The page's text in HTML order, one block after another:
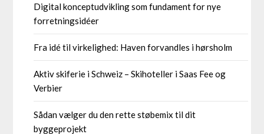
Digital konceptudvikling som fundament for nye
forretningsidéer
Fra idé til virkelighed: Haven forvandles i hørsholm
Aktiv skiferie i Schweiz – Skihoteller i Saas Fee og
Verbier
Sådan vælger du den rette støbemix til dit
byggeprojekt